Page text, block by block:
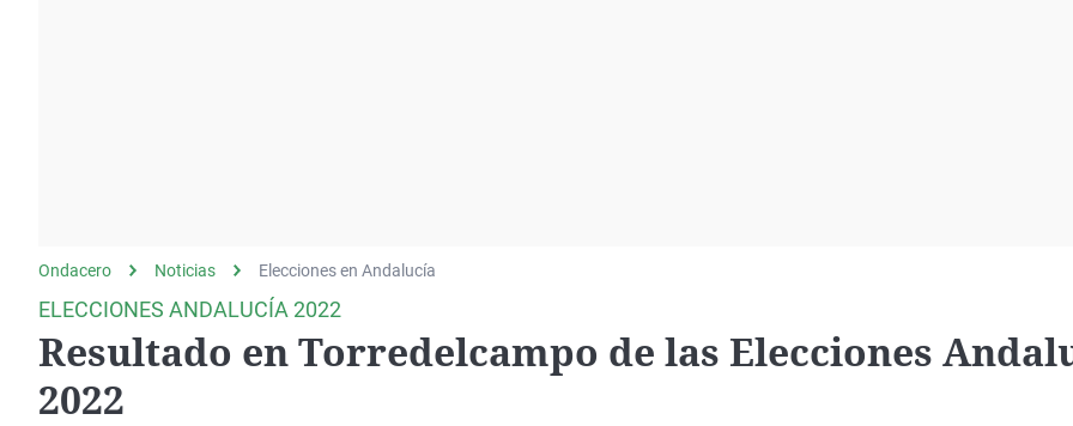
Como el perro y elEquipo de investigación
Operación Viuda
Negra
La Rioja
País Vasco
Ondacero Noticias Elecciones en Andalucía
ELECCIONES ANDALUCÍA 2022
Resultado en Torredelcampo de las Elecciones
2022